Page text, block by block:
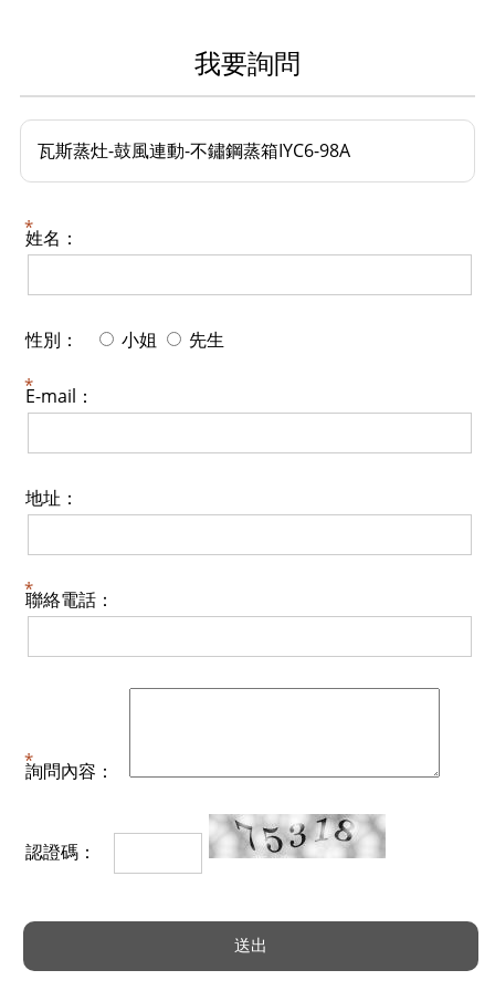
我要詢問
瓦斯蒸灶-鼓風連動-不鏽鋼蒸箱IYC6-98A
姓名：
性別： 小姐 先生
E-mail：
地址：
聯絡電話：
詢問內容：
認證碼：